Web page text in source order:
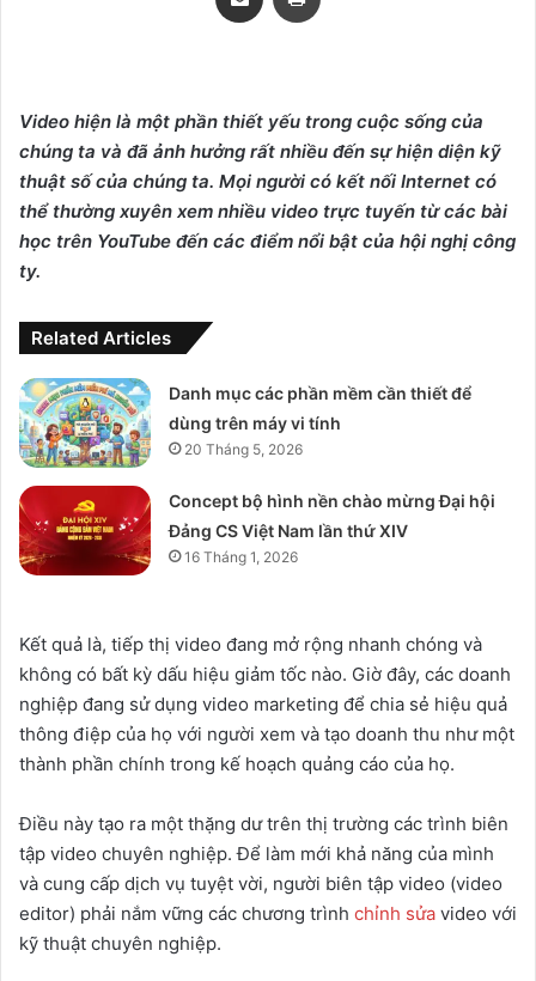
Video hiện là một phần thiết yếu trong cuộc sống của
chúng ta và đã ảnh hưởng rất nhiều đến sự hiện diện kỹ
thuật số của chúng ta. Mọi người có kết nối Internet có
thể thường xuyên xem nhiều video trực tuyến từ các bài
học trên YouTube đến các điểm nổi bật của hội nghị công
ty.
Related Articles
Danh mục các phần mềm cần thiết để
dùng trên máy vi tính
20 Tháng 5, 2026
Concept bộ hình nền chào mừng Đại hội
Đảng CS Việt Nam lần thứ XIV
16 Tháng 1, 2026
Kết quả là, tiếp thị video đang mở rộng nhanh chóng và
không có bất kỳ dấu hiệu giảm tốc nào. Giờ đây, các doanh
nghiệp đang sử dụng video marketing để chia sẻ hiệu quả
thông điệp của họ với người xem và tạo doanh thu như một
thành phần chính trong kế hoạch quảng cáo của họ.
Điều này tạo ra một thặng dư trên thị trường các trình biên
tập video chuyên nghiệp. Để làm mới khả năng của mình
và cung cấp dịch vụ tuyệt vời, người biên tập video (video
editor) phải nắm vững các chương trình chỉnh sửa video với
kỹ thuật chuyên nghiệp.